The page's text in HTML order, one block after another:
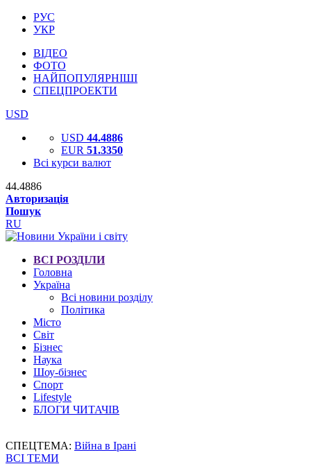
РУС
УКР
ВІДЕО
ФОТО
НАЙПОПУЛЯРНІШІ
СПЕЦПРОЕКТИ
USD
USD 44.4886
EUR 51.3350
Всі курси валют
44.4886
Авторизація
Пошук
RU
ВСІ РОЗДІЛИ
Головна
Україна
Всі новини розділу
Політика
Місто
Світ
Бізнес
Наука
Шоу-бізнес
Спорт
Lifestyle
БЛОГИ ЧИТАЧІВ
СПЕЦТЕМА: Війна в Ірані
ВСІ ТЕМИ